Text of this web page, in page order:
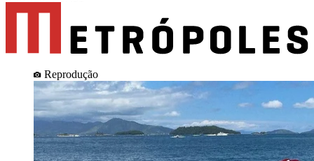
Reprodução